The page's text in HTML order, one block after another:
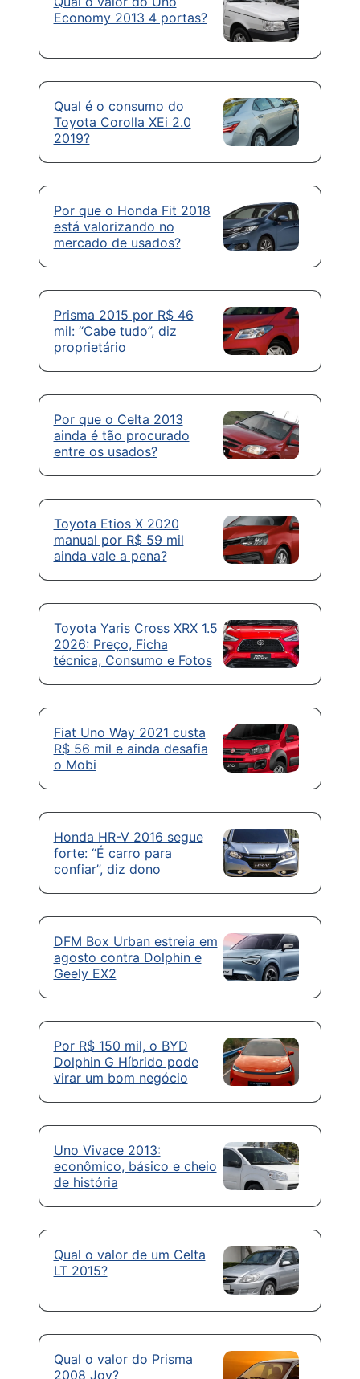
Economy 2013 4 portas?
Qual é o consumo do
Toyota Corolla XEi 2.0
2019?
Por que o Honda Fit 2018
está valorizando no
mercado de usados?
Prisma 2015 por R$ 46
mil: “Cabe tudo”, diz
proprietário
Por que o Celta 2013
ainda é tão procurado
entre os usados?
Toyota Etios X 2020
manual por R$ 59 mil
ainda vale a pena?
Toyota Yaris Cross XRX 1.5
2026: Preço, Ficha
técnica, Consumo e Fotos
Fiat Uno Way 2021 custa
R$ 56 mil e ainda desafia
o Mobi
Honda HR-V 2016 segue
forte: “É carro para
confiar”, diz dono
DFM Box Urban estreia em
agosto contra Dolphin e
Geely EX2
Por R$ 150 mil, o BYD
Dolphin G Híbrido pode
virar um bom negócio
Uno Vivace 2013:
econômico, básico e cheio
de história
Qual o valor de um Celta
LT 2015?
Qual o valor do Prisma
2008 Joy?